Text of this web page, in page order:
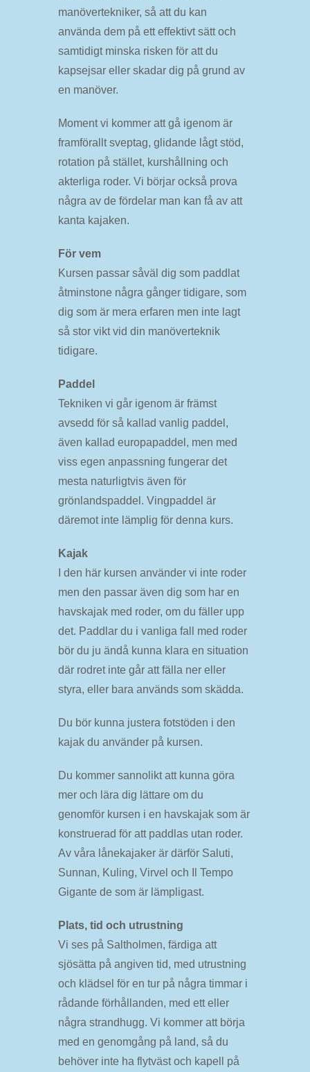
manövertekniker, så att du kan
använda dem på ett effektivt sätt och
samtidigt minska risken för att du
kapsejsar eller skadar dig på grund av
en manöver.
Moment vi kommer att gå igenom är
framförallt sveptag, glidande lågt stöd,
rotation på stället, kurshållning och
akterliga roder. Vi börjar också prova
några av de fördelar man kan få av att
kanta kajaken.
För vem
Kursen passar såväl dig som paddlat
åtminstone några gånger tidigare, som
dig som är mera erfaren men inte lagt
så stor vikt vid din manöverteknik
tidigare.
Paddel
Tekniken vi går igenom är främst
avsedd för så kallad vanlig paddel,
även kallad europapaddel, men med
viss egen anpassning fungerar det
mesta naturligtvis även för
grönlandspaddel. Vingpaddel är
däremot inte lämplig för denna kurs.
Kajak
I den här kursen använder vi inte roder
men den passar även dig som har en
havskajak med roder, om du fäller upp
det. Paddlar du i vanliga fall med roder
bör du ju ändå kunna klara en situation
där rodret inte går att fälla ner eller
styra, eller bara används som skädda.
Du bör kunna justera fotstöden i den
kajak du använder på kursen.
Du kommer sannolikt att kunna göra
mer och lära dig lättare om du
genomför kursen i en havskajak som är
konstruerad för att paddlas utan roder.
Av våra lånekajaker är därför Saluti,
Sunnan, Kuling, Virvel och Il Tempo
Gigante de som är lämpligast.
Plats, tid och utrustning
Vi ses på Saltholmen, färdiga att
sjösätta på angiven tid, med utrustning
och klädsel för en tur på några timmar i
rådande förhållanden, med ett eller
några strandhugg. Vi kommer att börja
med en genomgång på land, så du
behöver inte ha flytväst och kapell på